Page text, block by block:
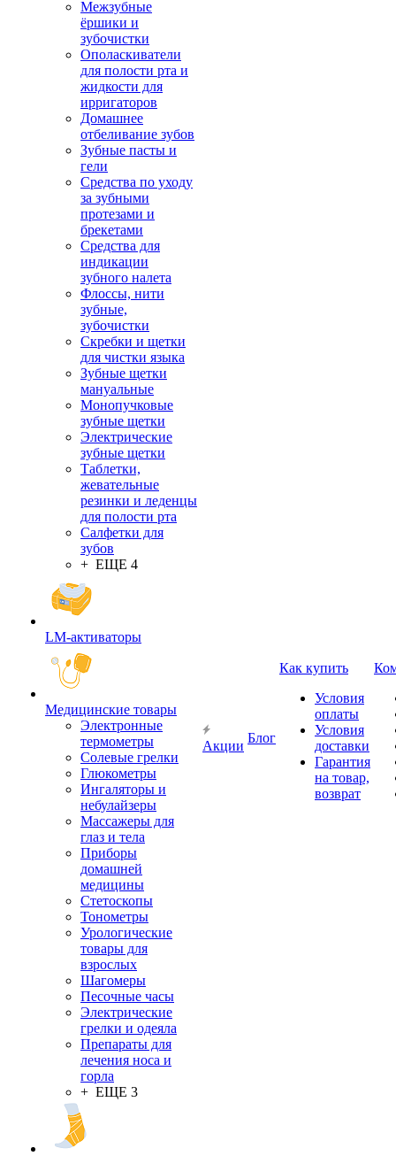
Межзубные
ёршики и
зубочистки
Ополаскиватели
для полости рта и
жидкости для
ирригаторов
Домашнее
отбеливание зубов
Зубные пасты и
гели
Средства по уходу
за зубными
протезами и
брекетами
Средства для
индикации
зубного налета
Флоссы, нити
зубные,
зубочистки
Скребки и щетки
для чистки языка
Зубные щетки
мануальные
Монопучковые
зубные щетки
Электрические
зубные щетки
Таблетки,
жевательные
резинки и леденцы
для полости рта
Салфетки для
зубов
+ ЕЩЕ 4
LM-активаторы
Медицинские товары
Электронные
термометры
Cолевые грелки
Глюкометры
Ингаляторы и
небулайзеры
Массажеры для
глаз и тела
Приборы
домашней
медицины
Стетоскопы
Тонометры
Урологические
товары для
взрослых
Шагомеры
Песочные часы
Электрические
грелки и одеяла
Препараты для
лечения носа и
горла
+ ЕЩЕ 3
Акции
Блог
Как купить
Условия
оплаты
Условия
доставки
Гарантия
на товар,
возврат